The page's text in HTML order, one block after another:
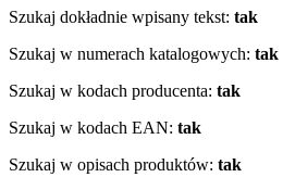
Szukaj dokładnie wpisany tekst: tak
Szukaj w numerach katalogowych: tak
Szukaj w kodach producenta: tak
Szukaj w kodach EAN: tak
Szukaj w opisach produktów: tak